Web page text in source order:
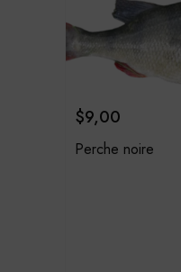
$9,00
Perche noire